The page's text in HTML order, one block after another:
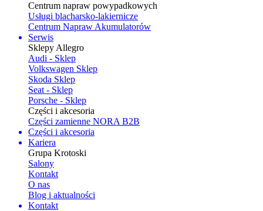
Centrum napraw powypadkowych
Usługi blacharsko-lakiernicze
Centrum Napraw Akumulatorów
Serwis
Sklepy Allegro
Audi - Sklep
Volkswagen Sklep
Skoda Sklep
Seat - Sklep
Porsche - Sklep
Części i akcesoria
Części zamienne NORA B2B
Części i akcesoria
Kariera
Grupa Krotoski
Salony
Kontakt
O nas
Blog i aktualności
Kontakt